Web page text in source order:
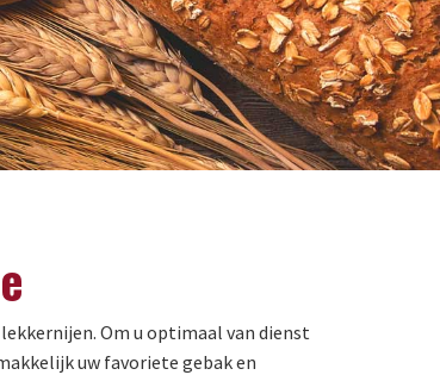
Om u optimaal van dienst
uw favoriete gebak en